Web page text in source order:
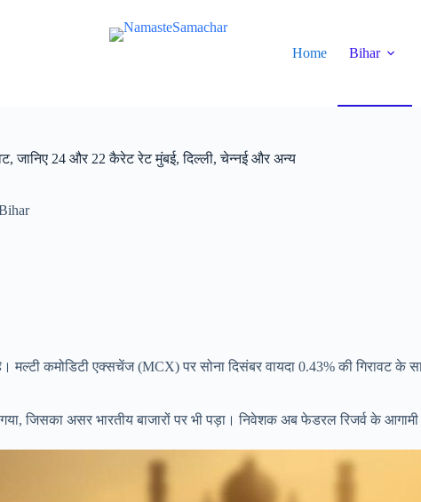
Home
Bihar
जानिए 24 और 22 कैरेट रेट मुंबई, दिल्ली, चेन्नई और अन्य
मल्टी कमोडिटी एक्सचेंज (MCX) पर सोना दिसंबर वायदा 0.43% की गिरावट के
जिसका असर भारतीय बाजारों पर भी पड़ा। निवेशक अब फेडरल रिजर्व के